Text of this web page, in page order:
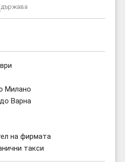
държава
Милано
Варна
на фирмата
такси